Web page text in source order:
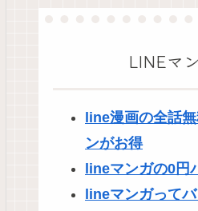
LINEマ
line漫画の全話
ンがお得
lineマンガの0円
lineマンガって